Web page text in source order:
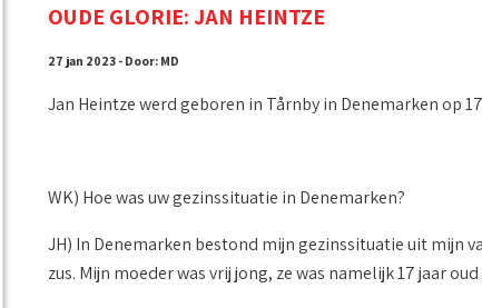
OUDE GLORIE: JAN HEINTZE
27 jan 2023 - Door: MD
Jan Heintze werd geboren in Tårnby in Denemarken op
WK) Hoe was uw gezinssituatie in Denemarken?
JH) In Denemarken bestond mijn gezinssituatie uit mijn
zus. Mijn moeder was vrij jong, ze was namelijk 17 jaar